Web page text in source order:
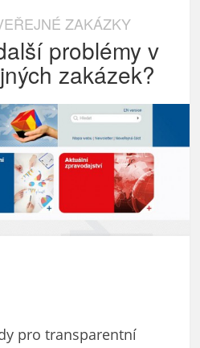
ZAKÁZKY
problémy v
zakázek?
pro transparentní